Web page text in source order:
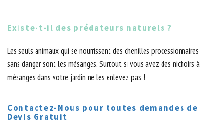
Existe-t-il des prédateurs naturels ?
Les seuls animaux qui se nourrissent des chenilles processionnaires
sans danger sont les mésanges. Surtout si vous avez des nichoirs à
mésanges dans votre jardin ne les enlevez pas !
Contactez-Nous pour toutes demandes de
Devis Gratuit